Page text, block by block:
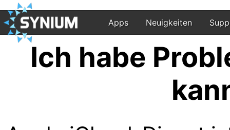
Apps Neuigkeiten
Ich habe